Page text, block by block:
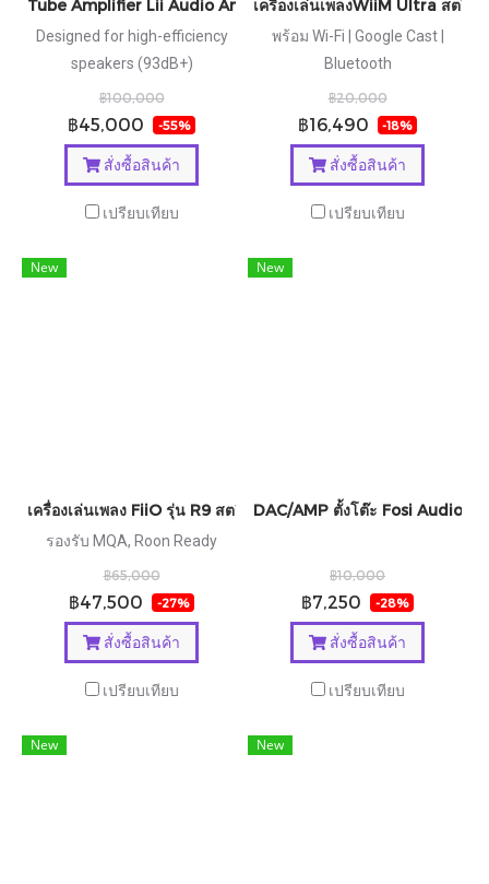
Tube Amplifier Lii Audio Amp01
Designed for high-efficiency
speakers (93dB+)
฿100,000
฿45,000 -55%
สั่งซื้อสินค้า
เปรียบเทียบ
เครื่องเล่นเพลงWiiM Ultra สตรีม
พร้อม Wi-Fi | Google Cast |
Bluetooth
฿20,000
฿16,490 -18%
สั่งซื้อสินค้า
เปรียบเทียบ
New
เครื่องเล่นเพลง FiiO รุ่น R9 สตรีมมิ่งตั้งโต๊ะ DAP+DAC+AMP ครบจ
รองรับ MQA, Roon Ready
฿65,000
฿47,500 -27%
สั่งซื้อสินค้า
เปรียบเทียบ
New
DAC/AMP ตั้งโต๊ะ Fosi Audio
฿10,000
฿7,250 -28%
สั่งซื้อสินค้า
เปรียบเทียบ
New New